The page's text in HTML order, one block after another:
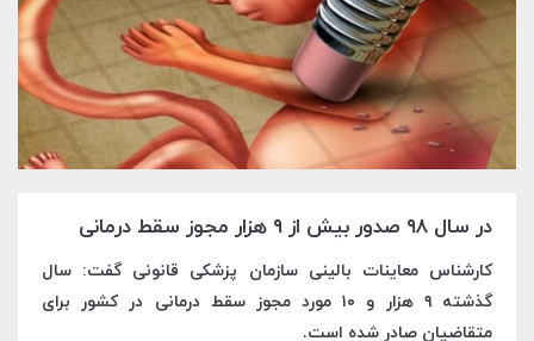
در سال ۹۸ صدور بیش از ۹ هزار مجوز سقط درمانی
کارشناس معاینات بالینی سازمان پزشکی قانونی گفت: سال
گذشته ۹ هزار و ۱۰ مورد مجوز سقط درمانی در کشور برای
متقاضیان صادر شده است.